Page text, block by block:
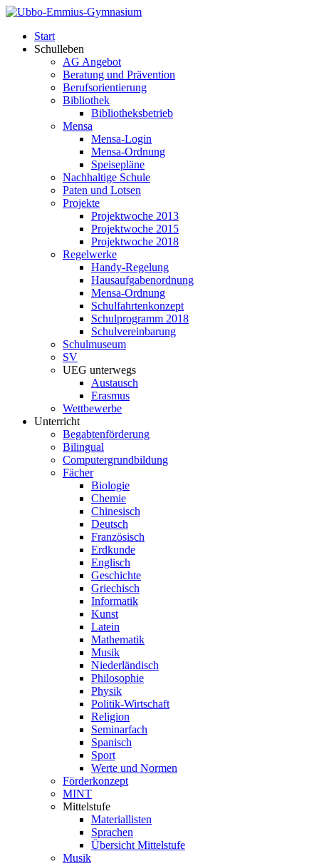
Start
Schulleben
AG Angebot
Beratung und Prävention
Berufsorientierung
Bibliothek
Bibliotheksbetrieb
Mensa
Mensa-Login
Mensa-Ordnung
Speisepläne
Nachhaltige Schule
Paten und Lotsen
Projekte
Projektwoche 2013
Projektwoche 2015
Projektwoche 2018
Regelwerke
Handy-Regelung
Hausaufgabenordnung
Mensa-Ordnung
Schulfahrtenkonzept
Schulprogramm 2018
Schulvereinbarung
Schulmuseum
SV
UEG unterwegs
Austausch
Erasmus
Wettbewerbe
Unterricht
Begabtenförderung
Bilingual
Computergrundbildung
Fächer
Biologie
Chemie
Chinesisch
Deutsch
Französisch
Erdkunde
Englisch
Geschichte
Griechisch
Informatik
Kunst
Latein
Mathematik
Musik
Niederländisch
Philosophie
Physik
Politik-Wirtschaft
Religion
Seminarfach
Spanisch
Sport
Werte und Normen
Förderkonzept
MINT
Mittelstufe
Materiallisten
Sprachen
Übersicht Mittelstufe
Musik